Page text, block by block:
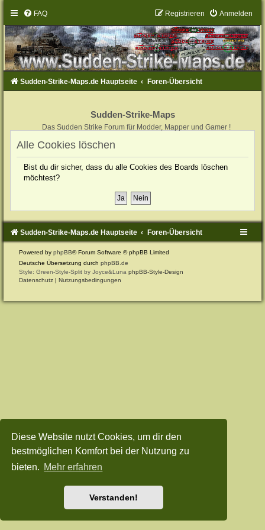
Diese Website nutzt Cookies, um dir den
bestmöglichen Komfort bei der Nutzung zu
bieten. Mehr erfahren
Verstanden!
FAQ Anmelden
Registrieren
Sudden-Strike-Maps.de Hauptseite Foren-Übersicht
Sudden-Strike-Maps
Das Sudden Strike Forum für Modder, Mapper und Gamer !
Alle Cookies löschen
Bist du dir sicher, dass du alle Cookies des Boards löschen
möchtest?
Sudden-Strike-Maps.de Hauptseite Foren-Übersicht
Powered byphpBB® Forum Software © phpBB Limited
Deutsche Übersetzung durchphpBB.de
Style: Green-Style-Split by Joyce&LunaphpBB-Style-Design
Datenschutz |Nutzungsbedingungen